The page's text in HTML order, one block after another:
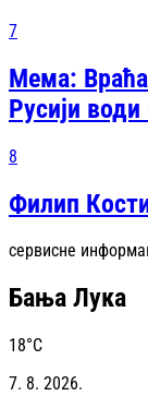
7
Мема:
Русији
8
Филип
сервисне
Бања Лука
18°C
7. 8. 2026.